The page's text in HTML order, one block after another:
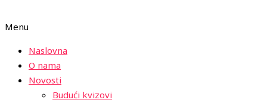
Menu
Naslovna
O nama
Novosti
Budući kvizovi